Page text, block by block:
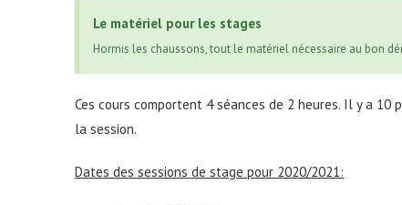
Le matériel pour les stages
Hormis les chaussons, tout le matériel nécessaire au bon
Ces cours comportent 4 séances de 2 heures. Il y a
la session.
Dates des sessions de stage pour 2020/2021: